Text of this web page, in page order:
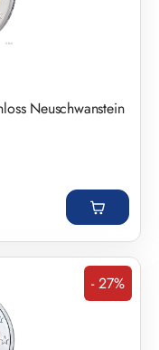
Neuschwanstein
Rabatt
- 27%